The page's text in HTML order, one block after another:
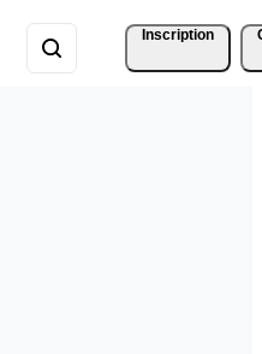
Inscription